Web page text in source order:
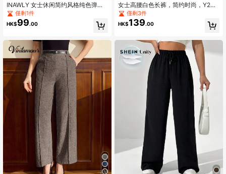
INAWLY 女士休闲简约风格纯色弹性
腰带锥形裤带斜口袋裤秋冬
僅剩1件
HK$99.00
女士高腰白色长裤，简约时尚，Y2K
风格通勤裤，舒适修身百搭（不含配
饰）
僅剩3件
HK$139.00